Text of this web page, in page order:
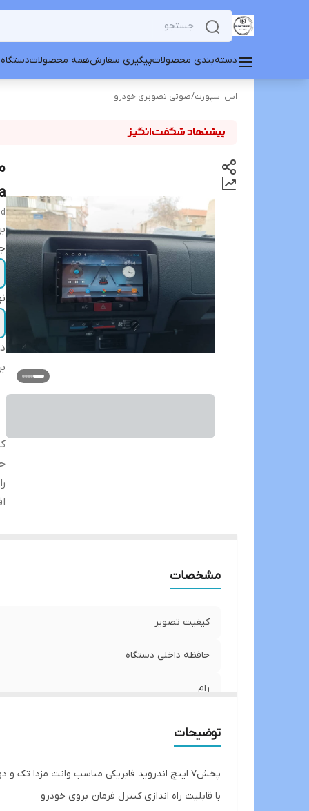
دسته‌بندی محصولاتپیگیری سفارشهمه محصولات
اس اسپورت/صوتی تصویری خودرو
مشخصات
کیفیت تصویر
حافظه داخلی دستگاه
رام
توضیحات
پخش7 اینچ اندروید فابریکی مناسب وانت مزدا تک و دو کابین
با قابلیت راه اندازی کنترل فرمان بروی خودرو